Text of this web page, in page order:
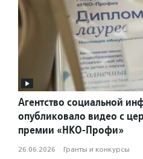
Агентство социальной
опубликовало видео с
премии «НКО-Профи»
26.06.2026 · Гранты и конкурсы